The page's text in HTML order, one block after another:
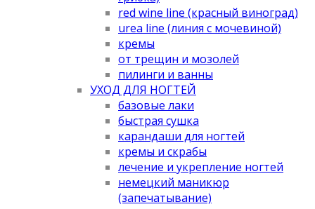
red wine line (красный виноград)
urea line (линия с мочевиной)
кремы
от трещин и мозолей
пилинги и ванны
УХОД ДЛЯ НОГТЕЙ
базовые лаки
быстрая сушка
карандаши для ногтей
кремы и скрабы
лечение и укрепление ногтей
немецкий маникюр
(запечатывание)